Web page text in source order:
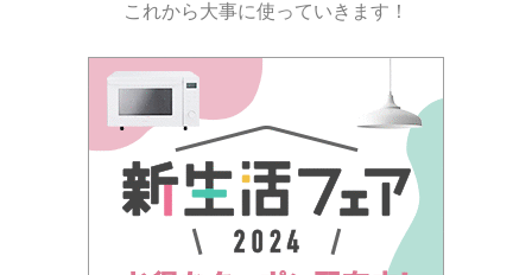
これから大事に使っていきます！